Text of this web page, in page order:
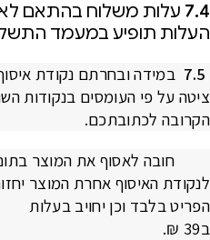
7.4 עלות משלוח בהתאם
העלות תופיע במעמד
7.5 במידה ובחרתם נקודת
ציטה על פי העומסים בנקודות
הקרובה לכתובתכם.
חובה לאסוף את המוצר בתום
לנקודת האיסוף אחרת המוצר
הפריט בלבד וכן יחויב
ב39 ₪
.